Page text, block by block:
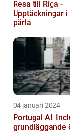
Resa till Riga -
Upptäckningar
pärla
04 januari 2024
Portugal All
grundläggande